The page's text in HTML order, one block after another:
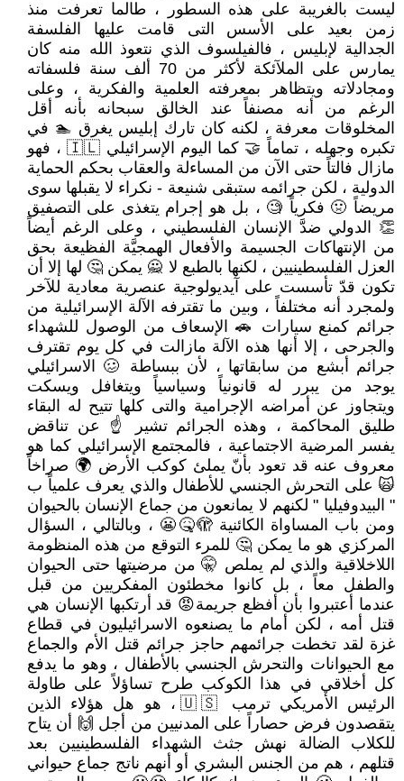
ليست بالغريبة على هذه السطور ، طالما تعرفت منذ
زمن بعيد على الأسس التى قامت عليها الفلسفة
الجدالية لإبليس ، فالفيلسوف الذي نتعوذ الله منه كان
يمارس على الملآئكة لأكثر من 70 ألف سنة فلسفاته
ومجادلاته ويتظاهر بمعرفته العلمية والفكرية ، وعلى
الرغم من أنه مصنفاً عند الخالق سبحانه بأنه أقل
المخلوقات معرفة ، لكنه كان تارك إبليس يغرق 🏊 في
تكبره وجهله ، تماماً 🤝 كما اليوم الإسرائيلي 🇮🇱 ، فهو
مازال فالتاً حتى الآن من المساءلة والعقاب بحكم الحماية
الدولية ، لكن جرائمه ستبقى شنيعة - نكراء لا يقبلها سوى
مريضاً 🤢 فكرياً 🧐 ، بل هو إجرام يتغذى على التصفيق
👏 الدولي ضدَّ الإنسان الفلسطيني ، وعلى الرغم أيضاً
من الإنتهاكات الجسيمة والأفعال الهمجيَّة الفظيعة بحق
العزل الفلسطينيين ، لكنها بالطبع لا 🙅 يمكن 🤔 لها إلا أن
تكون قدّ تأسست على آيديولوجية عنصرية معادية للآخر
ولمجرد أنه مختلفاً ، وبين ما تقترفه الآلة الإسرائيلية من
جرائم كمنع سيارات 🚗 الإسعاف من الوصول للشهداء
والجرحى ، إلا أنها هذه الآلة مازالت في كل يوم تقترف
جرائم أبشع من سابقاتها ، لأن ببساطة 🥴 الاسرائيلي
يوجد من يبرر له قانونياً وسياسياً ويتغافل ويسكت
ويتجاوز عن أمراضه الإجرامية والتى كلها تتيح له البقاء
طليق المحاكمة ، وهذه الجرائم تشير ☝ عن تناقض
يفسر المرضية الاجتماعية ، فالمجتمع الإسرائيلي كما هو
معروف عنه قد تعود بأنّ يملئ كوكب الأرض 🌍 صراخاً
🙀 على التحرش الجنسي للأطفال والذي يعرف علمياً ب
" البيدوفيليا " لكنهم لا يمانعون من جماع الإنسان بالحيوان
ومن باب المساواة الكائنية 🫣🤒😬 ، وبالتالي ، السؤال
المركزي هو ما يمكن 🤔 للمرء التوقع من هذه المنظومة
اللاخلاقية والذي لم يملص 🤫 من مرضيتها حتى الحيوان
والطفل معاً ، بل كانوا مخطئون المفكريين من قبل
عندما أعتبروا بأن أفظع جريمة😡 قد أرتكبها الإنسان هي
قتل أمه ، لكن أمام ما يصنعوه الاسرائيليون في قطاع
غزة لقد تخطت جرائمهم حاجز جرائم قتل الأم والجماع
مع الحيوانات والتحرش الجنسي بالأطفال ، وهو ما يدفع
كل أخلاقي في هذا الكوكب طرح تساؤلاً على طاولة
الرئيس الأمريكي ترمب 🇺🇸، هو هل هؤلاء الذين
يتقصدون فرض حصاراً على المدنيين من أجل 🙌 أن يتاح
للكلاب الضالة نهش جثث الشهداء الفلسطينيين بعد
قتلهم ، هم من الجنس البشري أو أنهم ناتج جماع حيواني